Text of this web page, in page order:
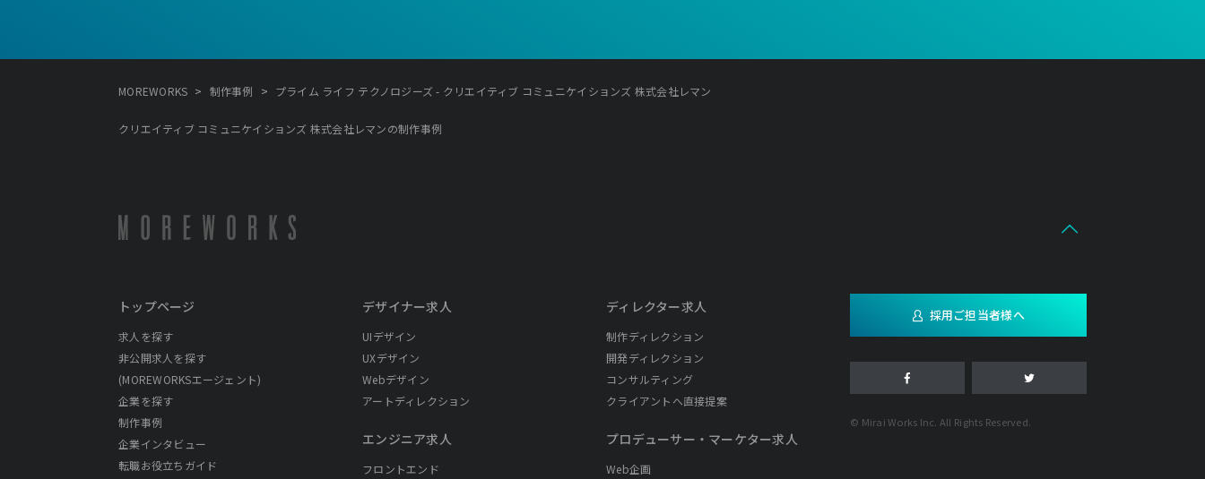
MOREWORKS > 制作事例 > プライム ライフ テクノロジーズ - クリエイティブ コミュニケイションズ 株式会社レマン
クリエイティブ コミュニケイションズ 株式会社レマンの制作事例
トップページ
求人を探す
非公開求人を探す
(MOREWORKSエージェント)
企業を探す
制作事例
企業インタビュー
転職お役立ちガイド
デザイナー求人
UIデザイン
UXデザイン
Webデザイン
アートディレクション
エンジニア求人
フロントエンド
ディレクター求人
制作ディレクション
開発ディレクション
コンサルティング
クライアントへ直接提案
プロデューサー・ マーケター求人
Web企画
採用ご担当者様へ
© Mirai Works Inc. All Rights Reserved.